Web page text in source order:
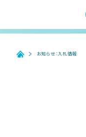
ホーム お知らせ：入札情報